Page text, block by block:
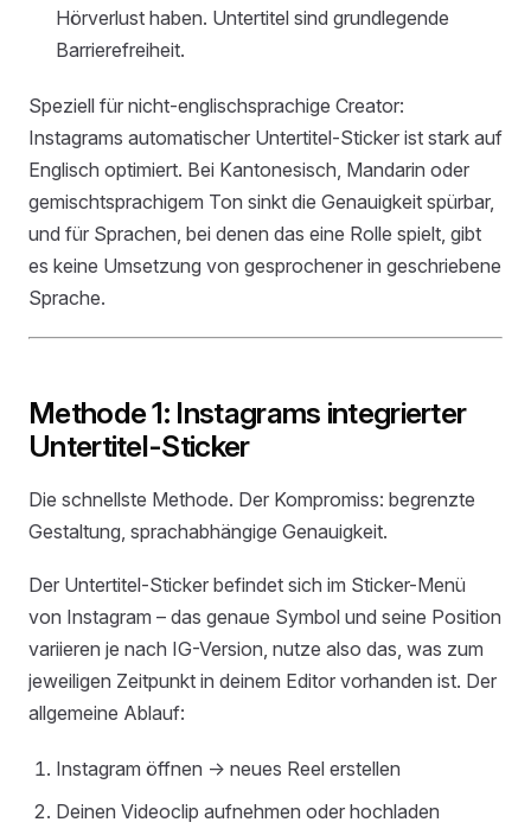
Hörverlust haben. Untertitel sind grundlegende
Barrierefreiheit.
Speziell für nicht-englischsprachige Creator:
Instagrams automatischer Untertitel-Sticker ist stark auf
Englisch optimiert. Bei Kantonesisch, Mandarin oder
gemischtsprachigem Ton sinkt die Genauigkeit spürbar,
und für Sprachen, bei denen das eine Rolle spielt, gibt
es keine Umsetzung von gesprochener in geschriebene
Sprache.
Methode 1: Instagrams integrierter
Untertitel-Sticker
Die schnellste Methode. Der Kompromiss: begrenzte
Gestaltung, sprachabhängige Genauigkeit.
Der Untertitel-Sticker befindet sich im Sticker-Menü
von Instagram – das genaue Symbol und seine Position
variieren je nach IG-Version, nutze also das, was zum
jeweiligen Zeitpunkt in deinem Editor vorhanden ist. Der
allgemeine Ablauf:
Instagram öffnen → neues Reel erstellen
Deinen Videoclip aufnehmen oder hochladen